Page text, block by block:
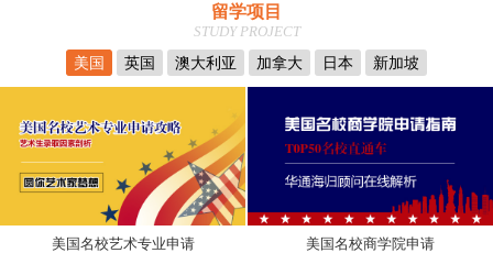
留学项目
STUDY PROJECT
美国
英国 澳大利亚 加拿大 日本 新加坡
美国名校艺术专业申请 美国名校商学院申请